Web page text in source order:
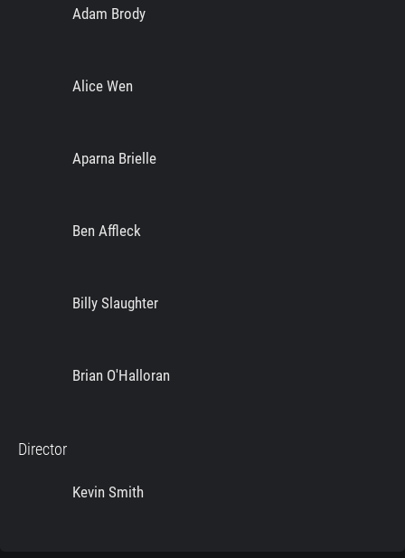
Adam Brody
Alice Wen
Aparna Brielle
Ben Affleck
Billy Slaughter
Brian O'Halloran
Director
Kevin Smith